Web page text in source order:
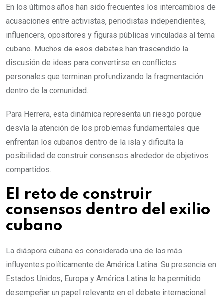
En los últimos años han sido frecuentes los intercambios de
acusaciones entre activistas, periodistas independientes,
influencers, opositores y figuras públicas vinculadas al tema
cubano. Muchos de esos debates han trascendido la
discusión de ideas para convertirse en conflictos
personales que terminan profundizando la fragmentación
dentro de la comunidad.
Para Herrera, esta dinámica representa un riesgo porque
desvía la atención de los problemas fundamentales que
enfrentan los cubanos dentro de la isla y dificulta la
posibilidad de construir consensos alrededor de objetivos
compartidos.
El reto de construir
consensos dentro del exilio
cubano
La diáspora cubana es considerada una de las más
influyentes políticamente de América Latina. Su presencia en
Estados Unidos, Europa y América Latina le ha permitido
desempeñar un papel relevante en el debate internacional